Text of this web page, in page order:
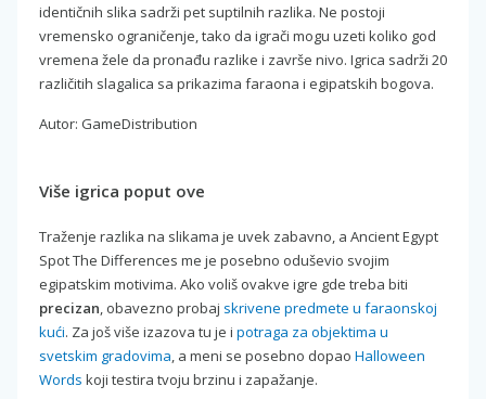
identičnih slika sadrži pet suptilnih razlika. Ne postoji
vremensko ograničenje, tako da igrači mogu uzeti koliko god
vremena žele da pronađu razlike i završe nivo. Igrica sadrži 20
različitih slagalica sa prikazima faraona i egipatskih bogova.
Autor: GameDistribution
Više igrica poput ove
Traženje razlika na slikama je uvek zabavno, a Ancient Egypt
Spot The Differences me je posebno oduševio svojim
egipatskim motivima. Ako voliš ovakve igre gde treba biti
precizan, obavezno probaj skrivene predmete u faraonskoj
kući. Za još više izazova tu je i potraga za objektima u
svetskim gradovima, a meni se posebno dopao Halloween
Words koji testira tvoju brzinu i zapažanje.